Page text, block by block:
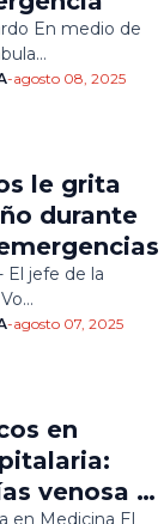
En medio de
-agosto 08, 2025
le grita
durante
El jefe de la
-agosto 07, 2025
en
venosa y
en Medicina El